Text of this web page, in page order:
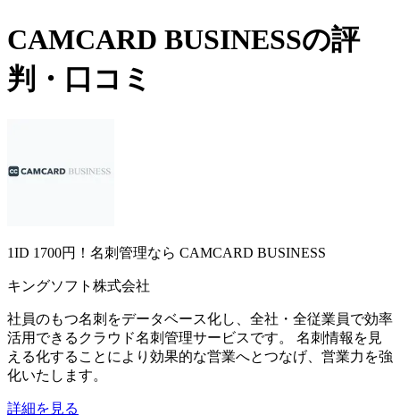
CAMCARD BUSINESSの評
判・口コミ
1ID 1700円！名刺管理なら CAMCARD BUSINESS
キングソフト株式会社
社員のもつ名刺をデータベース化し、全社・全従業員で効率
活用できるクラウド名刺管理サービスです。 名刺情報を見
える化することにより効果的な営業へとつなげ、営業力を強
化いたします。
詳細を見る